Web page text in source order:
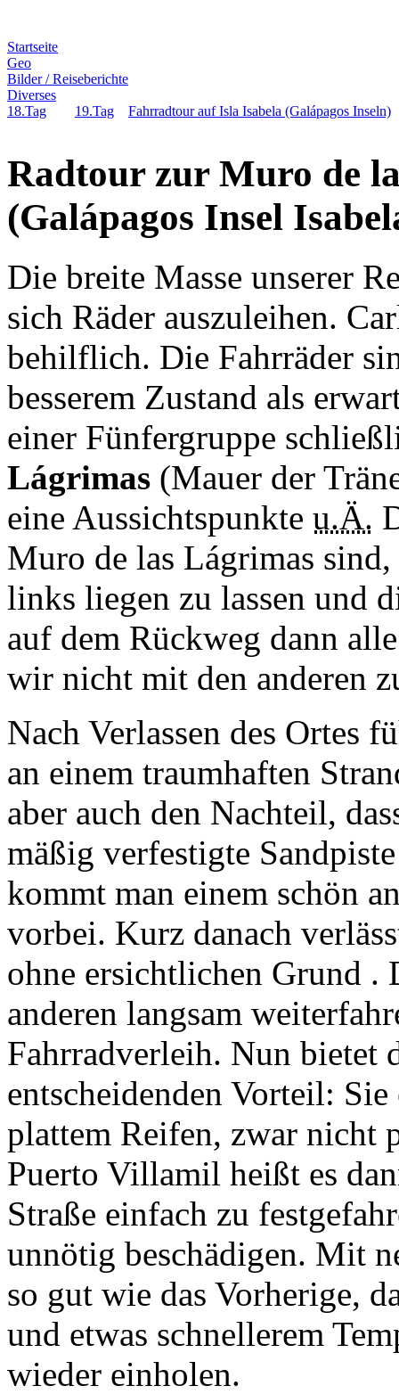
Startseite
Geo
Bilder / Reiseberichte
Diverses
18.Tag
19.Tag Fahrradtour auf Isla Isabela (Galápagos Inseln)
Radtour zur Muro de
(Galápagos Insel
Die breite Masse unserer
sich Räder auszuleihen.
behilflich. Die Fahrräder
besserem Zustand als
einer Fünfergruppe
Lágrimas (Mauer der
eine Aussichtspunkte u.Ä.
Muro de las Lágrimas
links liegen zu lassen und
auf dem Rückweg dann
wir nicht mit den anderen
Nach Verlassen des Ortes
an einem traumhaften
aber auch den Nachteil,
mäßig verfestigte
kommt man einem schön
vorbei. Kurz danach
ohne ersichtlichen Grund .
anderen langsam
Fahrradverleih. Nun bietet
entscheidenden Vorteil:
plattem Reifen, zwar nicht
Puerto Villamil heißt es
Straße einfach zu
unnötig beschädigen. Mit
so gut wie das Vorherige,
und etwas schnellerem
wieder einholen.